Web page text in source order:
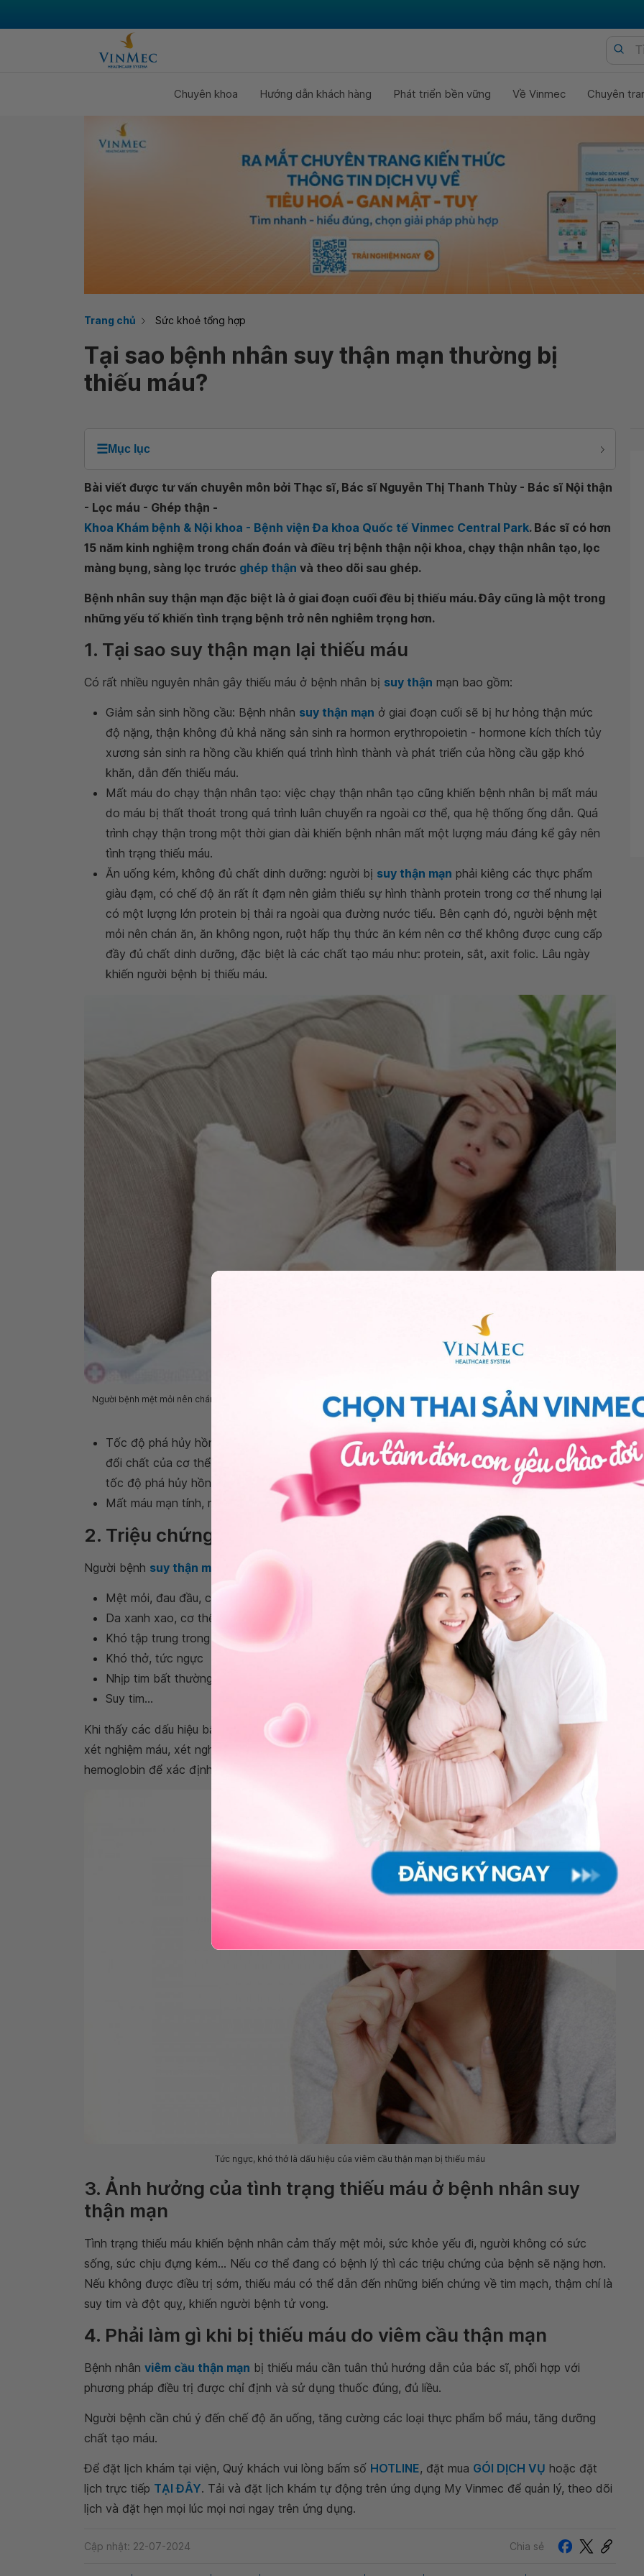
Chuyên khoa Hướng dẫn khách hàng Phát triển bền vững Về Vinmec Chuyên
Trang chủ Sức khoẻ tổng hợp
Tại sao bệnh nhân suy thận mạn thường bị
thiếu máu?
☰Mục lục
Bài viết được tư vấn chuyên môn bởi Thạc sĩ, Bác sĩ Nguyễn Thị Thanh Thùy - Bác sĩ Nội thận
- Lọc máu - Ghép thận -
Khoa Khám bệnh & Nội khoa - Bệnh viện Đa khoa Quốc tế Vinmec Central Park. Bác sĩ có hơn
15 năm kinh nghiệm trong chẩn đoán và điều trị bệnh thận nội khoa, chạy thận nhân tạo, lọc
màng bụng, sàng lọc trước ghép thận và theo dõi sau ghép.
Bệnh nhân suy thận mạn đặc biệt là ở giai đoạn cuối đều bị thiếu máu. Đây cũng là một trong
những yếu tố khiến tình trạng bệnh trở nên nghiêm trọng hơn.
1. Tại sao suy thận mạn lại thiếu máu
Có rất nhiều nguyên nhân gây thiếu máu ở bệnh nhân bị suy thận mạn bao gồm:
Giảm sản sinh hồng cầu: Bệnh nhân suy thận mạn ở giai đoạn cuối sẽ bị hư hỏng thận mức
độ nặng, thận không đủ khả năng sản sinh ra hormon erythropoietin - hormone kích thích tủy
xương sản sinh ra hồng cầu khiến quá trình hình thành và phát triển của hồng cầu gặp khó
khăn, dẫn đến thiếu máu.
Mất máu do chạy thận nhân tạo: việc chạy thận nhân tạo cũng khiến bệnh nhân bị mất máu
do máu bị thất thoát trong quá trình luân chuyển ra ngoài cơ thể, qua hệ thống ống dẫn. Quá
trình chạy thận trong một thời gian dài khiến bệnh nhân mất một lượng máu đáng kể gây nên
tình trạng thiếu máu.
Ăn uống kém, không đủ chất dinh dưỡng: người bị suy thận mạn phải kiêng các thực phẩm
giàu đạm, có chế độ ăn rất ít đạm nên giảm thiểu sự hình thành protein trong cơ thể nhưng lại
có một lượng lớn protein bị thải ra ngoài qua đường nước tiểu. Bên cạnh đó, người bệnh mệt
mỏi nên chán ăn, ăn không ngon, ruột hấp thụ thức ăn kém nên cơ thể không được cung cấp
đầy đủ chất dinh dưỡng, đặc biệt là các chất tạo máu như: protein, sắt, axit folic. Lâu ngày
khiến người bệnh bị thiếu máu.
Người bệnh mệt mỏi nên chán ăn, ăn không ngon, ruột hấp thụ thức ăn kém nên cơ thể không được cung cấp đầy đủ chất dinh
dưỡng
Tốc độ phá hủy hồng cầu tăng: ở người bệnhviêm cầu thận mạn
, chất thải do quá trình trao
đổi chất của cơ thể bài tiết ra ngoài ít đi, nồng độ máu tăng cao. Các chất thải này làm tăng
tốc độ phá hủy hồng cầu, khiến hồng cầu bị phá hủy nhanh chóng, gây thiếu máu.
Mất máu mạn tính, rỉ rả qua đường tiêu hóa.
2. Triệu chứng thiếu máu ở bệnh nhân suy thận mạn
Người bệnh suy thận mạn bị thiếu máu sẽ có các biểu hiện như:
Mệt mỏi, đau đầu, chóng mặt, choáng váng đặc biệt là khi thay đổi tư thế đột ngột
Da xanh xao, cơ thể yếu
Khó tập trung trong công việc
Khó thở, tức ngực
Nhịp tim bất thường
Suy tim...
Khi thấy các dấu hiệu bất thường kể trên, người bệnh nên đến bệnh viện kiểm tra, thực hiện các
xét nghiệm máu, xét nghiệm đếm hồng cầu, xét nghiệm nồng độ sắt trong máu, định lượng
hemoglobin để xác định chính xác mình có bị thiếu máu hay không?
Tức ngực, khó thở là dấu hiệu của viêm cầu thận mạn bị thiếu máu
3. Ảnh hưởng của tình trạng thiếu máu ở bệnh nhân suy
thận mạn
Tình trạng thiếu máu khiến bệnh nhân cảm thấy mệt mỏi, sức khỏe yếu đi, người không có sức
sống, sức chịu đựng kém... Nếu cơ thể đang có bệnh lý thì các triệu chứng của bệnh sẽ nặng hơn.
Nếu không được điều trị sớm, thiếu máu có thể dẫn đến những biến chứng về tim mạch, thậm chí là
suy tim và đột quỵ, khiến người bệnh tử vong.
4. Phải làm gì khi bị thiếu máu do viêm cầu thận mạn
Bệnh nhân viêm cầu thận mạn bị thiếu máu cần tuân thủ hướng dẫn của bác sĩ, phối hợp với
phương pháp điều trị được chỉ định và sử dụng thuốc đúng, đủ liều.
Người bệnh cần chú ý đến chế độ ăn uống, tăng cường các loại thực phẩm bổ máu, tăng dưỡng
chất tạo máu.
Để đặt lịch khám tại viện, Quý khách vui lòng bấm số HOTLINE, đặt mua GÓI DỊCH VỤ hoặc đặt
lịch trực tiếp TẠI ĐÂY. Tải và đặt lịch khám tự động trên ứng dụng My Vinmec để quản lý, theo dõi
lịch và đặt hẹn mọi lúc mọi nơi ngay trên ứng dụng.
Cập nhật: 22-07-2024 Chia sẻ